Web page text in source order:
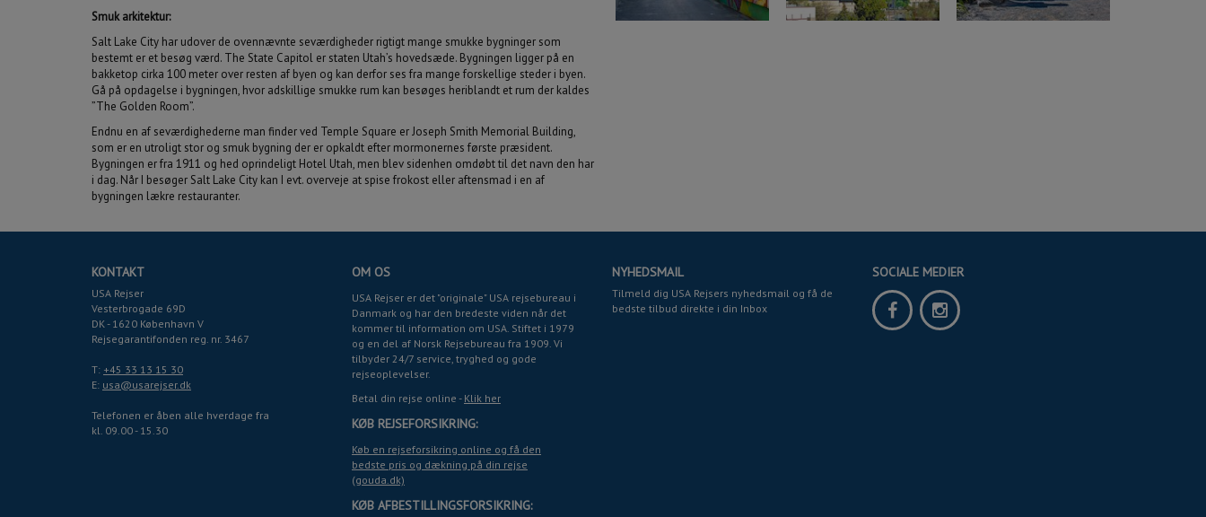
Smuk arkitektur:
Salt Lake City har udover de ovennævnte seværdigheder rigtigt mange smukke bygninger som
bestemt er et besøg værd. The State Capitol er staten Utah’s hovedsæde. Bygningen ligger på en
bakketop cirka 100 meter over resten af byen og kan derfor ses fra mange forskellige steder i byen.
Gå på opdagelse i bygningen, hvor adskillige smukke rum kan besøges heriblandt et rum der kaldes
”The Golden Room”.
Endnu en af seværdighederne man finder ved Temple Square er Joseph Smith Memorial Building,
som er en utroligt stor og smuk bygning der er opkaldt efter mormonernes første præsident.
Bygningen er fra 1911 og hed oprindeligt Hotel Utah, men blev sidenhen omdøbt til det navn den har
i dag. Når I besøger Salt Lake City kan I evt. overveje at spise frokost eller aftensmad i en af
bygningen lækre restauranter.
KONTAKT
USA Rejser
Vesterbrogade 69D
DK - 1620 København V
Rejsegarantifonden reg. nr. 3467
T: +45 33 13 15 30
E: usa@usarejser.dk
Telefonen er åben alle hverdage fra
kl. 09.00 - 15.30
OM OS
USA Rejser er det "originale" USA rejsebureau i
Danmark og har den bredeste viden når det
kommer til information om USA. Stiftet i 1979
og en del af Norsk Rejsebureau fra 1909. Vi
tilbyder 24/7 service, tryghed og gode
rejseoplevelser.
Betal din rejse online - Klik her
KØB REJSEFORSIKRING:
Køb en rejseforsikring online og få den
bedste pris og dækning på din rejse
(gouda.dk)
KØB AFBESTILLINGSFORSIKRING:
NYHEDSMAIL
Tilmeld dig USA Rejsers nyhedsmail og få de
bedste tilbud direkte i din Inbox
SOCIALE MEDIER